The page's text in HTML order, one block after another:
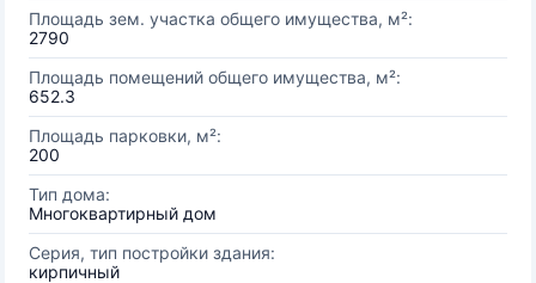
Площадь зем. участка общего имущества, м²:
2790
Площадь помещений общего имущества, м²:
652.3
Площадь парковки, м²:
200
Тип дома:
Многоквартирный дом
Серия, тип постройки здания:
кирпичный